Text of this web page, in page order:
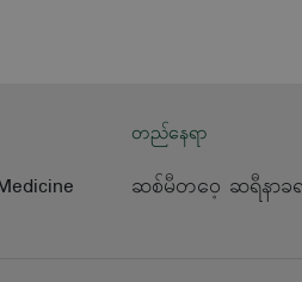
တည်နေရာ
ဆစ်မီတဝေ့ ဆရီနာခ